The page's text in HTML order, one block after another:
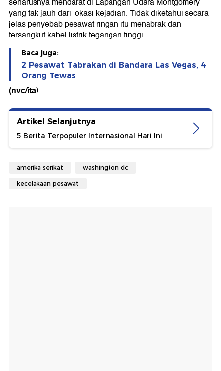
seharusnya mendarat di Lapangan Udara Montgomery
yang tak jauh dari lokasi kejadian. Tidak diketahui secara
jelas penyebab pesawat ringan itu menabrak dan
tersangkut kabel listrik tegangan tinggi.
Baca juga:
2 Pesawat Tabrakan di Bandara Las Vegas, 4
Orang Tewas
(nvc/ita)
Artikel Selanjutnya
5 Berita Terpopuler Internasional Hari Ini
amerika serikat washington dc
kecelakaan pesawat